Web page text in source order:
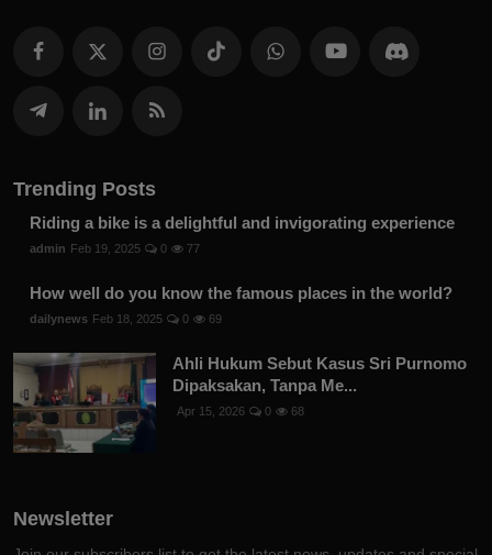
Trending Posts
Riding a bike is a delightful and invigorating experience
admin Feb 19, 2025 0 77
How well do you know the famous places in the world?
dailynews Feb 18, 2025 0 69
Ahli Hukum Sebut Kasus Sri Purnomo
Dipaksakan, Tanpa Me...
Apr 15, 2026 0 68
Newsletter